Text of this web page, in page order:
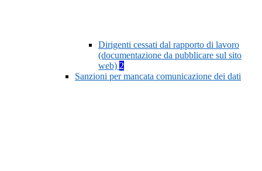
Dirigenti cessati dal rapporto di lavoro
(documentazione da pubblicare sul sito
web) 2
Sanzioni per mancata comunicazione dei dati